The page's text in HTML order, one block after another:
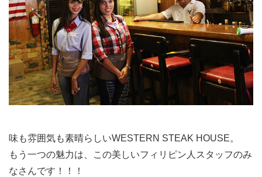
味も雰囲気も素晴らしいWESTERN STEAK HOUSE。
もう一つの魅力は、この美しいフィリピン人スタッフのみ
なさんです！！！